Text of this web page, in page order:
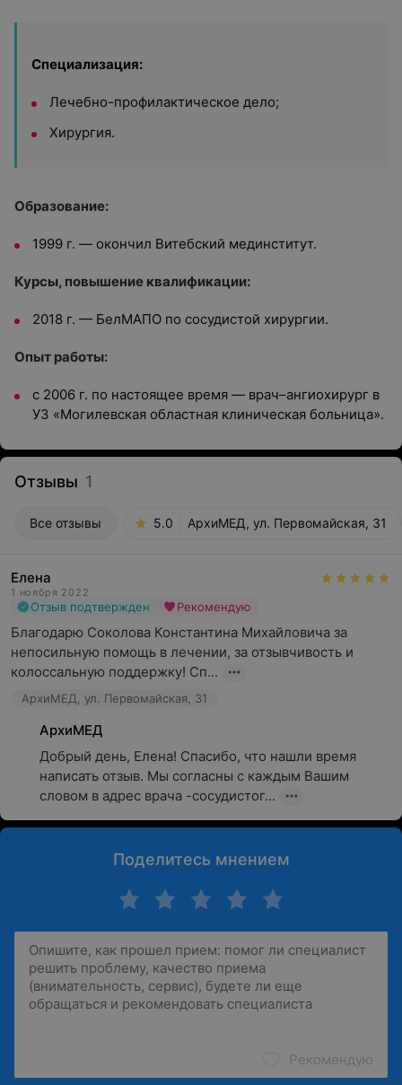
Специализация:
Лечебно-профилактическое дело;
Хирургия.
Образование:
1999 г. — окончил Витебский мединститут.
Курсы, повышение квалификации:
2018 г. — БелМАПО по сосудистой хирургии.
Опыт работы:
с 2006 г. по настоящее время — врач–ангиохирург в
УЗ «Могилевская областная клиническая больница».
Отзывы 1
Все отзывы 5.0 АрхиМЕД, ул. Первомайская, 31
Елена
1 ноября 2022
Отзыв подтвержден Рекомендую
Благодарю Соколова Константина Михайловича за
непосильную помощь в лечении, за отзывчивость и
колоссальную поддержку! Сп...
АрхиМЕД, ул. Первомайская, 31
АрхиМЕД
Добрый день, Елена! Спасибо, что нашли время
написать отзыв. Мы согласны с каждым Вашим
словом в адрес врача -сосудистог...
Поделитесь мнением
Рекомендую